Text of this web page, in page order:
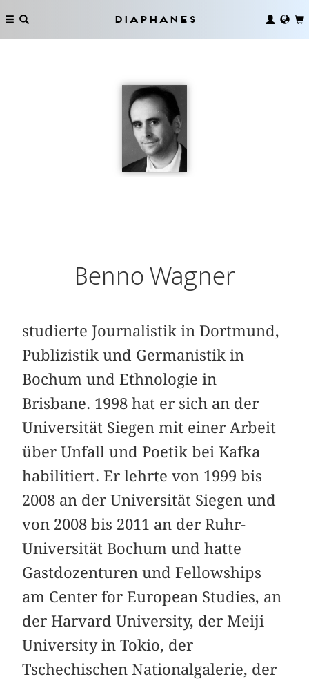
Diaphanes
Benno Wagner
studierte Journalistik in Dortmund,
Publizistik und Germanistik in
Bochum und Ethnologie in
Brisbane. 1998 hat er sich an der
Universität Siegen mit einer Arbeit
über Unfall und Poetik bei Kafka
habilitiert. Er lehrte von 1999 bis
2008 an der Universität Siegen und
von 2008 bis 2011 an der Ruhr-
Universität Bochum und hatte
Gastdozenturen und Fellowships
am Center for European Studies, an
der Harvard University, der Meiji
University in Tokio, der
Tschechischen Nationalgalerie, der